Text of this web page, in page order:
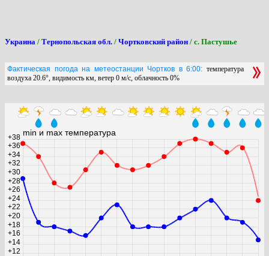
Украина / Тернопольская обл. / Чортковский район / с. Пастушье
Фактическая погода на метеостанции Чортков в 6:00: температура
воздуха 20.6°, видимость км, ветер 0 м/с, облачность 0%
min и max температура
+12
+14
+16
+18
+20
+22
+24
+26
+28
+30
+32
+34
+36
+38